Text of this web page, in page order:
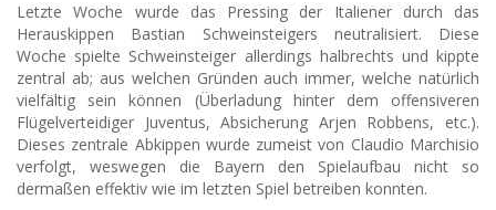
Letzte Woche wurde das Pressing der Italiener durch das
Herauskippen Bastian Schweinsteigers neutralisiert. Diese
Woche spielte Schweinsteiger allerdings halbrechts und kippte
zentral ab; aus welchen Gründen auch immer, welche natürlich
vielfältig sein können (Überladung hinter dem offensiveren
Flügelverteidiger Juventus, Absicherung Arjen Robbens, etc.).
Dieses zentrale Abkippen wurde zumeist von Claudio Marchisio
verfolgt, weswegen die Bayern den Spielaufbau nicht so
dermaßen effektiv wie im letzten Spiel betreiben konnten.